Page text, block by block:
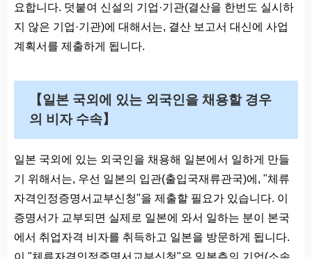
요합니다. 덧붙여 신설의 기업·기관(결산을 한번도 실시하
지 않은 기업·기관)에 대해서는, 결산 보고서 대신에 사업
계획서를 제출하게 됩니다.
【일본 국외에 있는 외국인을 채용할 경우
의 비자 수속】
일본 국외에 있는 외국인을 채용해 일본에서 일하게 만들
기 위해서는, 우선 일본의 입관(출입국재류관국)에, "체류
자격인정증명서교부신청"을 제출할 필요가 있습니다. 이
증명서가 교부되면 실제로 일본에 와서 일하는 분이 본국
에서 취업자격 비자를 취득하고 일본을 방문하게 됩니다.
이 "체류자격인정증명서교부신청"은 일본측의 기업(소속